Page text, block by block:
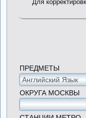
Для
ПРЕДМЕТЫ
ОКРУГА МОСКВЫ